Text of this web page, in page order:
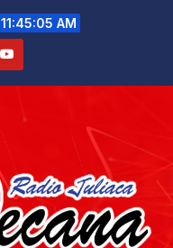
11:45:07 AM